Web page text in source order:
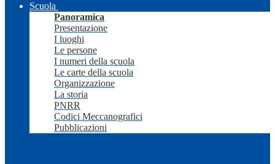
Scuola
Panoramica
Presentazione
I luoghi
Le persone
I numeri della scuola
Le carte della scuola
Organizzazione
La storia
PNRR
Codici Meccanografici
Pubblicazioni